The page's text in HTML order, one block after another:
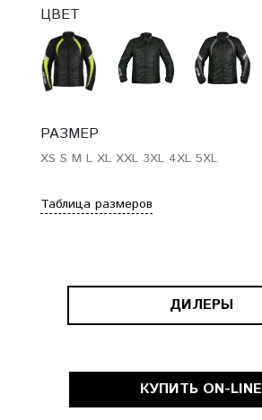
ЦВЕТ
РАЗМЕР
XS S M L XL XXL 3XL 4XL 5XL
Таблица размеров
ДИЛЕРЫ
КУПИТЬ ON-LINE